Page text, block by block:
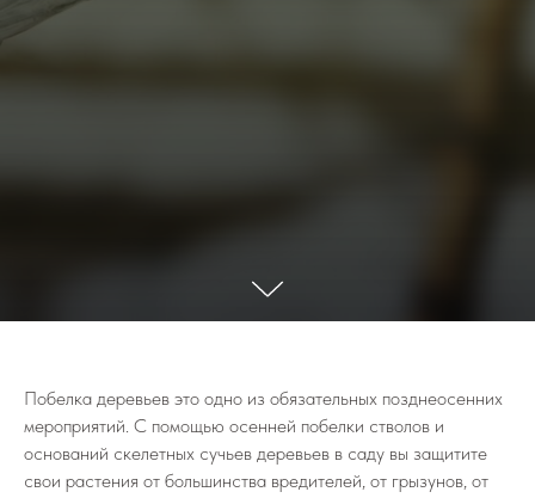
Побелка деревьев это одно из обязательных позднеосенних
мероприятий. С помощью осенней побелки стволов и
оснований скелетных сучьев деревьев в саду вы защитите
свои растения от большинства вредителей, от грызунов, от